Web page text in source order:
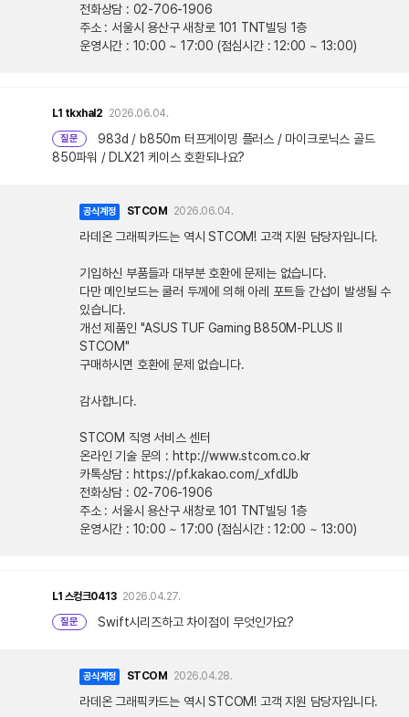
전화상담 : 02-706-1906
주소 : 서울시 용산구 새창로 101 TNT빌딩 1층
운영시간 : 10:00 ~ 17:00 (점심시간 : 12:00 ~ 13:00)
L1 tkxhal2 2026.06.04.
질문
983d / b850m 터프게이밍 플러스 / 마이크로닉스 골드
850파워 / DLX21 케이스 호환되나요?
공식계정 STCOM 2026.06.04.
라데온 그래픽카드는 역시 STCOM! 고객 지원 담당자입니다.
기입하신 부품들과 대부분 호환에 문제는 없습니다.
다만 메인보드는 쿨러 두께에 의해 아레 포트들 간섭이 발생될 수
있습니다.
개선 제품인 "ASUS TUF Gaming B850M-PLUS II
STCOM"
구매하시면 호환에 문제 없습니다.
감사합니다.
STCOM 직영 서비스 센터
온라인 기술 문의 : http://www.stcom.co.kr
카톡상담 : https://pf.kakao.com/_xfdlJb
전화상담 : 02-706-1906
주소 : 서울시 용산구 새창로 101 TNT빌딩 1층
운영시간 : 10:00 ~ 17:00 (점심시간 : 12:00 ~ 13:00)
L1 스컹크0413 2026.04.27.
질문 Swift시리즈하고 차이점이 무엇인가요?
공식계정 STCOM 2026.04.28.
라데온 그래픽카드는 역시 STCOM! 고객 지원 담당자입니다.